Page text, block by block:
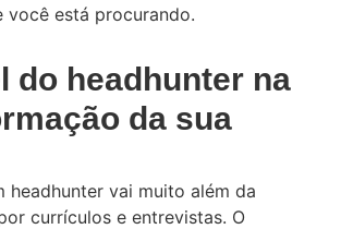
você está procurando.
do headhunter na
da sua
headhunter vai muito além da
currículos e entrevistas. O